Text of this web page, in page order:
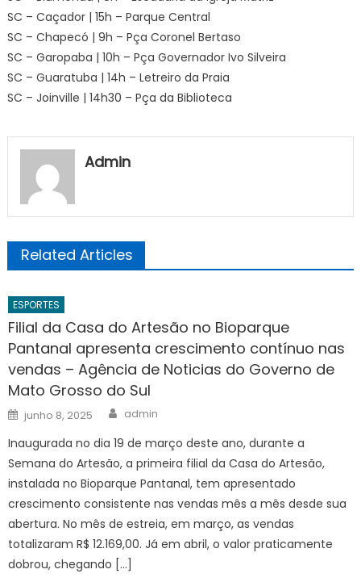
SC – Caçador | 15h – Parque Central
SC – Chapecó | 9h – Pça Coronel Bertaso
SC – Garopaba | 10h – Pça Governador Ivo Silveira
SC – Guaratuba | 14h – Letreiro da Praia
SC – Joinville | 14h30 – Pça da Biblioteca
Admin
Related Articles
ESPORTES
Filial da Casa do Artesão no Bioparque
Pantanal apresenta crescimento contínuo nas
vendas – Agência de Noticias do Governo de
Mato Grosso do Sul
Posted
on
junho 8, 2025 Author
admin
Inaugurada no dia 19 de março deste ano, durante a
Semana do Artesão, a primeira filial da Casa do Artesão,
instalada no Bioparque Pantanal, tem apresentado
crescimento consistente nas vendas mês a mês desde sua
abertura. No mês de estreia, em março, as vendas
totalizaram R$ 12.169,00. Já em abril, o valor praticamente
dobrou, chegando […]